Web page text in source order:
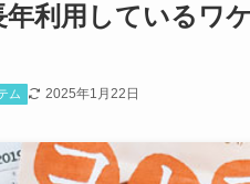
利用しているワ
ム 2025年1月22日